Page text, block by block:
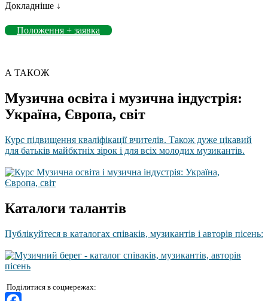
Докладніше ↓
Положення + заявка
А ТАКОЖ
Музична освіта і музична індустрія:
Україна, Європа, світ
Курс підвищення кваліфікації вчителів. Також дуже цікавий
для батьків майбктніх зірок і для всіх молодих музикантів.
Каталоги талантів
Публікуйтеся в каталогах співаків, музикантів і авторів пісень:
Поділитися в соцмережах: